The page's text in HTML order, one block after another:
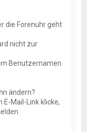
die Forenuhr geht
nicht zur
Benutzernamen
ändern?
Mail-Link klicke,